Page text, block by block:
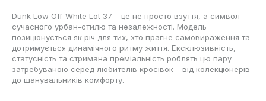
Dunk Low Off-White Lot 37 – це не просто взуття, а символ
сучасного урбан-стилю та незалежності. Модель
позиціонується як річ для тих, хто прагне самовираження та
дотримується динамічного ритму життя. Ексклюзивність,
статусність та стримана преміальність роблять цю пару
затребуваною серед любителів кросівок – від колекціонерів
до шанувальників комфорту.